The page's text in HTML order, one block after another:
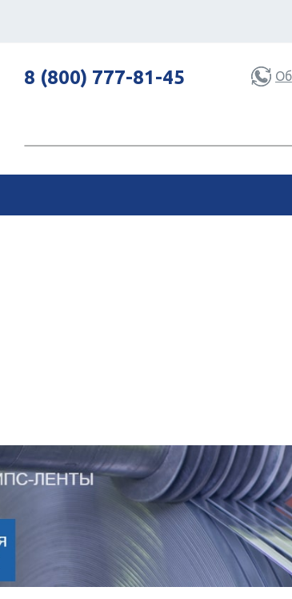
8 (800) 777-81-45